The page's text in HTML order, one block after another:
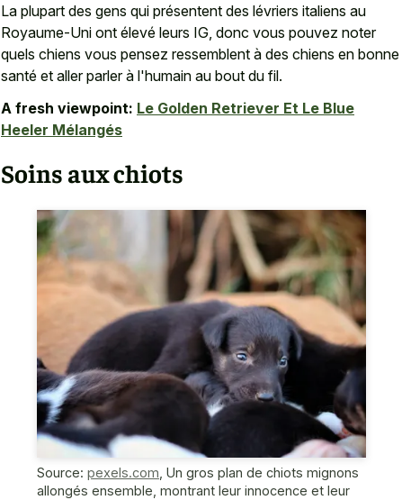
La plupart des gens qui présentent des lévriers italiens au
Royaume-Uni ont élevé leurs IG, donc vous pouvez noter
quels chiens vous pensez ressemblent à des chiens en bonne
santé et aller parler à l'humain au bout du fil.
A fresh viewpoint: Le Golden Retriever Et Le Blue
Heeler Mélangés
Soins aux chiots
Source: pexels.com, Un gros plan de chiots mignons
allongés ensemble, montrant leur innocence et leur